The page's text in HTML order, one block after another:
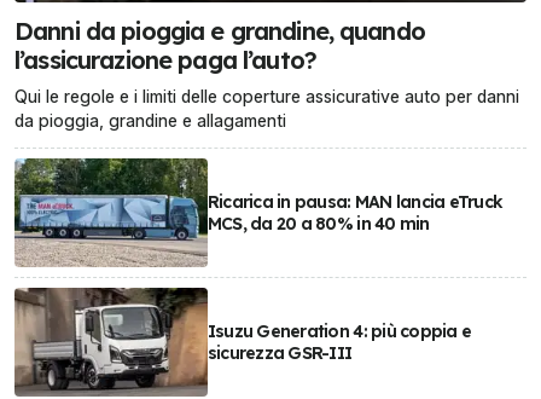
Danni da pioggia e grandine, quando
l’assicurazione paga l’auto?
Qui le regole e i limiti delle coperture assicurative auto per danni
da pioggia, grandine e allagamenti
Ricarica in pausa: MAN lancia eTruck
MCS, da 20 a 80% in 40 min
Isuzu Generation 4: più coppia e
sicurezza GSR-III